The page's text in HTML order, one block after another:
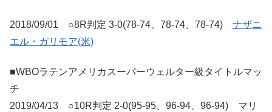
2018/09/01 ○8R判定 3-0(78-74、78-74、78-74) ナザニ
エル・ガリモア(米)
■WBOラテンアメリカスーパーウェルター級タイトルマッ
チ
2019/04/13 ○10R判定 2-0(95-95、96-94、96-94) マリ